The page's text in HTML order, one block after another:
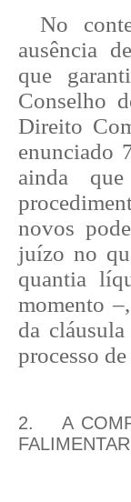
No
ausência
que
Conselho
Direito
enunciado
ainda
novos
juízo no
quantia
momento
da
processo
2.
A
FALIMENTAR